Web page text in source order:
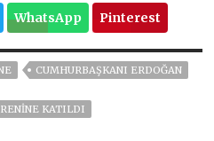
WhatsApp Pinterest
CUMHURBAŞKANI ERDOĞAN
KATILDI